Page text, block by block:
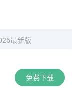
最新版
免费下载